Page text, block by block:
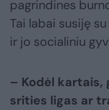
pagrindines
Tai labai susiję
ir jo socialiniu
– Kodėl kartais,
srities ligas ar